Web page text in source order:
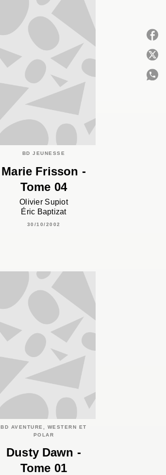
BD JEUNESSE
Marie Frisson -
Tome 04
Olivier Supiot
Éric Baptizat
30/10/2002
BD AVENTURE, WESTERN ET
POLAR
Dusty Dawn -
Tome 01